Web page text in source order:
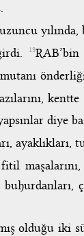
13RAB’bin
kentte
diye
ayaklıkları,
olduğu